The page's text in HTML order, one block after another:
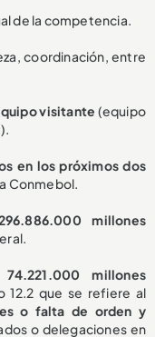
de la competencia.
coordinación, entre
visitante (equipo
en los próximos dos
Conmebol.
millones
millones
12.2 que se refiere al
o falta de orden y
o delegaciones en